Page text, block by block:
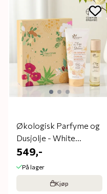
Økologisk Parfyme og
Dusjolje - White
Blossom + Citrus
549,-
På lager
Kjøp